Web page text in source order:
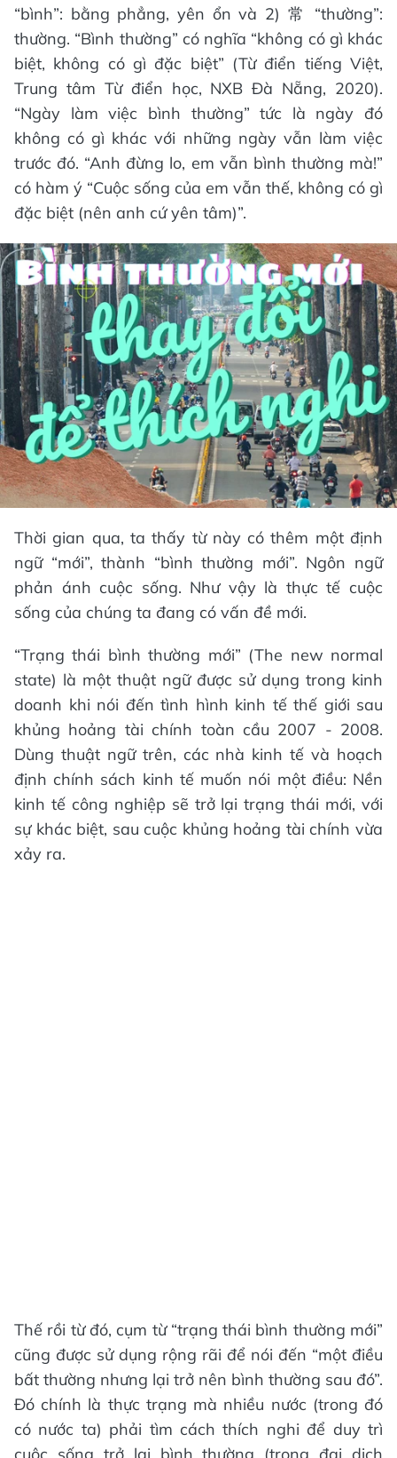
“bình”: bằng phẳng, yên ổn và 2) 常 “thường”:
thường. “Bình thường” có nghĩa “không có gì khác
biệt, không có gì đặc biệt” (Từ điển tiếng Việt,
Trung tâm Từ điển học, NXB Đà Nẵng, 2020).
“Ngày làm việc bình thường” tức là ngày đó
không có gì khác với những ngày vẫn làm việc
trước đó. “Anh đừng lo, em vẫn bình thường mà!”
có hàm ý “Cuộc sống của em vẫn thế, không có gì
đặc biệt (nên anh cứ yên tâm)”.
Thời gian qua, ta thấy từ này có thêm một định
ngữ “mới”, thành “bình thường mới”. Ngôn ngữ
phản ánh cuộc sống. Như vậy là thực tế cuộc
sống của chúng ta đang có vấn đề mới.
“Trạng thái bình thường mới” (The new normal
state) là một thuật ngữ được sử dụng trong kinh
doanh khi nói đến tình hình kinh tế thế giới sau
khủng hoảng tài chính toàn cầu 2007 - 2008.
Dùng thuật ngữ trên, các nhà kinh tế và hoạch
định chính sách kinh tế muốn nói một điều: Nền
kinh tế công nghiệp sẽ trở lại trạng thái mới, với
sự khác biệt, sau cuộc khủng hoảng tài chính vừa
xảy ra.
Thế rồi từ đó, cụm từ “trạng thái bình thường mới”
cũng được sử dụng rộng rãi để nói đến “một điều
bất thường nhưng lại trở nên bình thường sau đó”.
Đó chính là thực trạng mà nhiều nước (trong đó
có nước ta) phải tìm cách thích nghi để duy trì